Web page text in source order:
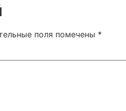
поля помечены *